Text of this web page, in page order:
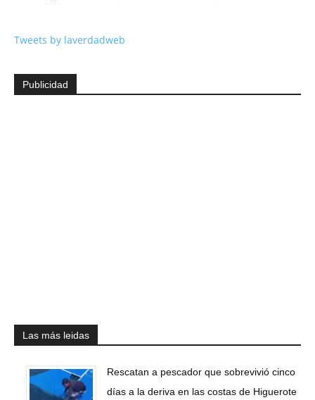
Tweets by laverdadweb
Publicidad
Las más leidas
Rescatan a pescador que sobrevivió cinco
días a la deriva en las costas de Higuerote